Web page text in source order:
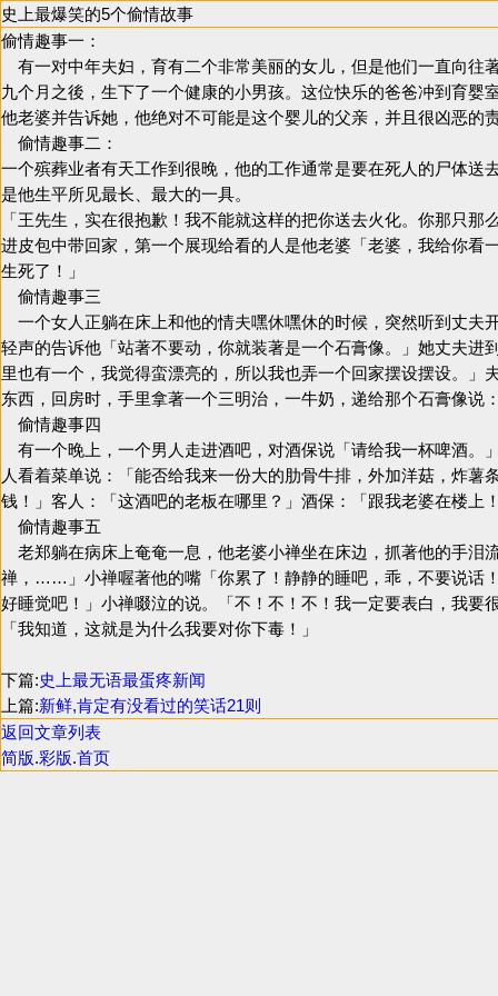
史上最爆笑的5个偷情故事
偷情趣事一：
有一对中年夫妇，育有二个非常美丽的女儿，但是他们一直向往
九个月之後，生下了一个健康的小男孩。这位快乐的爸爸冲到育
他老婆并告诉她，他绝对不可能是这个婴儿的父亲，并且很凶恶
偷情趣事二：
一个殡葬业者有天工作到很晚，他的工作通常是要在死人的尸体
是他生平所见最长、最大的一具。
「王先生，实在很抱歉！我不能就这样的把你送去火化。你那只
进皮包中带回家，第一个展现给看的人是他老婆「老婆，我给你
生死了！」
偷情趣事三
一个女人正躺在床上和他的情夫嘿休嘿休的时候，突然听到丈夫
轻声的告诉他「站著不要动，你就装著是一个石膏像。」她丈夫
里也有一个，我觉得蛮漂亮的，所以我也弄一个回家摆设摆设。
东西，回房时，手里拿著一个三明治，一牛奶，递给那个石膏像
偷情趣事四
有一个晚上，一个男人走进酒吧，对酒保说「请给我一杯啤酒。
人看着菜单说：「能否给我来一份大的肋骨牛排，外加洋菇，炸
钱！」客人：「这酒吧的老板在哪里？」酒保：「跟我老婆在楼
偷情趣事五
老郑躺在病床上奄奄一息，他老婆小禅坐在床边，抓著他的手泪
禅，……」小禅喔著他的嘴「你累了！静静的睡吧，乖，不要说话
好睡觉吧！」小禅啜泣的说。「不！不！不！我一定要表白，我
「我知道，这就是为什么我要对你下毒！」
下篇:史上最无语最蛋疼新闻
上篇:新鲜,肯定有没看过的笑话21则
返回文章列表
简版.彩版.首页